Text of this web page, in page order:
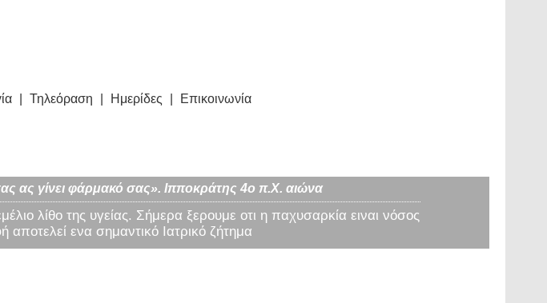
Τηλεόραση Ημερίδες Επικοινωνία
ας γίνει φάρμακό σας». Ιπποκράτης 4ο π.Χ. αιώνα
λίθο της υγείας. Σήμερα ξερουμε οτι η παχυσαρκία ειναι νόσος
ενα σημαντικό Ιατρικό ζήτημα